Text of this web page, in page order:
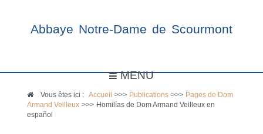
Abbaye Notre-Dame de Scourmont
MENU
Vous êtes ici :Accueil >>> Publications >>> Pages de Dom
Armand Veilleux >>> Homilías de Dom Armand Veilleux en
español